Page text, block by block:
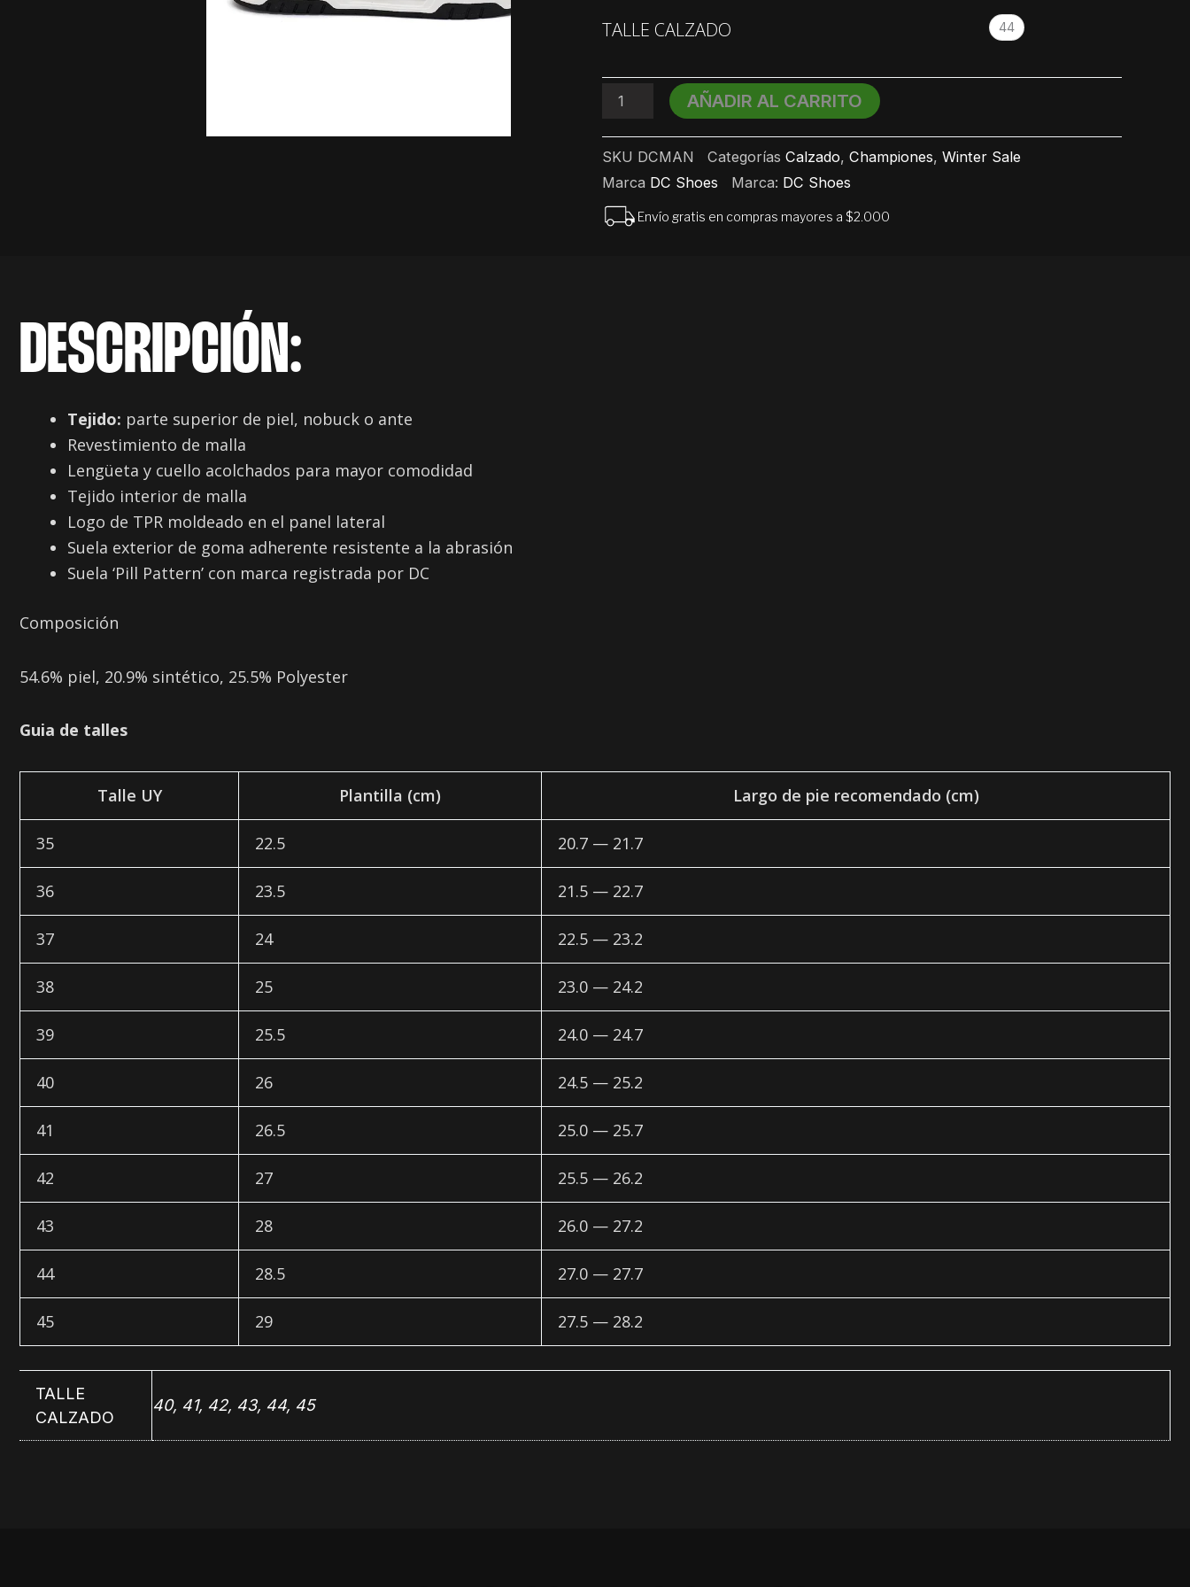
TALLE CALZADO 44
Skate
cantidad
AÑADIR AL CARRITO
SKU DCMAN Categorías Calzado, Championes, Winter Sale
Marca DC Shoes Marca: DC Shoes
Envío gratis en compras mayores a $2.000
DESCRIPCIÓN:
Tejido: parte superior de piel, nobuck o ante
Revestimiento de malla
Lengüeta y cuello acolchados para mayor comodidad
Tejido interior de malla
Logo de TPR moldeado en el panel lateral
Suela exterior de goma adherente resistente a la abrasión
Suela ‘Pill Pattern’ con marca registrada por DC
Composición
54.6% piel, 20.9% sintético, 25.5% Polyester
Guia de talles
Talle UY Plantilla (cm) Largo de pie recomendado (cm)
35 22.5 20.7 — 21.7
36 23.5 21.5 — 22.7
37 24 22.5 — 23.2
38 25 23.0 — 24.2
39 25.5 24.0 — 24.7
40 26 24.5 — 25.2
41 26.5 25.0 — 25.7
42 27 25.5 — 26.2
43 28 26.0 — 27.2
44 28.5 27.0 — 27.7
45 29 27.5 — 28.2
TALLE
CALZADO
40, 41, 42, 43, 44, 45